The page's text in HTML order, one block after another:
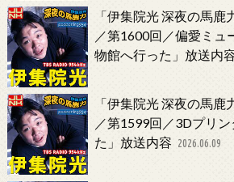
「伊集院光 深夜の馬
／第1600回／偏愛ミュ
物館へ行った」放送内
「伊集院光 深夜の馬
／第1599回／3Dプリ
た」放送内容 2026.06.09